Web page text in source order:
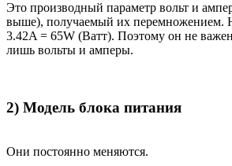
Это производный параметр вольт и
выше), получаемый их перемножением.
3.42A = 65W (Ватт). Поэтому он не
лишь вольты и амперы.
2) Модель блока питания
Они постоянно меняются.